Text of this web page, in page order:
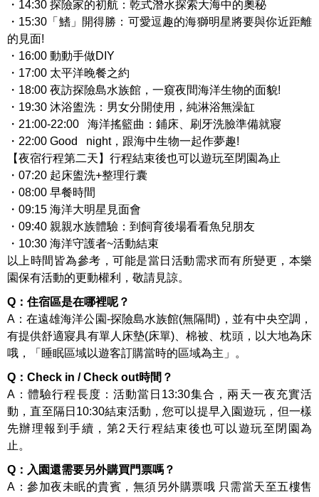
・14:30 探險家的初航：乾式潛水探索大海中的奧秘
・15:30「鰭」開得勝：可愛逗趣的海獅明星將要與你近距離
的見面!
・16:00 動動手做DIY
・17:00 太平洋晚餐之約
・18:00 夜訪探險島水族館，一窺夜間海洋生物的面貌!
・19:30 沐浴盥洗：男女分開使用，純淋浴無澡缸
・21:00-22:00 海洋搖籃曲：鋪床、刷牙洗臉準備就寢
・22:00 Good night，跟海中生物一起作夢趣!
【夜宿行程第二天】行程結束後也可以遊玩至閉園為止
・07:20 起床盥洗+整理行囊
・08:00 早餐時間
・09:15 海洋大明星見面會
・09:40 親親水族體驗：到飼育後場看看魚兒朋友
・10:30 海洋守護者~活動結束
以上時間皆為參考，可能是當日活動需求而有所變更，本樂
園保有活動的更動權利，敬請見諒。
Q：住宿區是在哪裡呢？
A：在遠雄海洋公園-探險島水族館(無隔間)，並有中央空調，
有提供舒適寢具有單人床墊(床單)、棉被、枕頭，以大地為床
哦，「睡眠區域以遊客訂購當時的區域為主」。
Q：Check in / Check out時間？
A：體驗行程長度：活動當日13:30集合，兩天一夜充實活
動，直至隔日10:30結束活動，您可以提早入園遊玩，但一樣
先辦理報到手續，第2天行程結束後也可以遊玩至閉園為
止。
Q：入園還需要另外購買門票嗎？
A：參加夜未眠的貴賓，無須另外購票哦 只需當天至五樓售